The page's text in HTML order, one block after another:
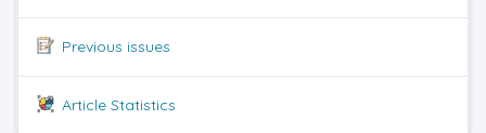
Previous issues
Article Statistics